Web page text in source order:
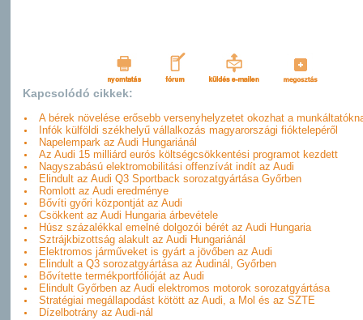
Kapcsolódó cikkek:
A bérek növelése erősebb versenyhelyzetet okozhat a
Infók külföldi székhelyű vállalkozás magyarországi fióktelepéről
Napelempark az Audi Hungariánál
Az Audi 15 milliárd eurós költségcsökkentési programot kezdett
Nagyszabású elektromobilitási offenzívát indít az Audi
Elindult az Audi Q3 Sportback sorozatgyártása Győrben
Romlott az Audi eredménye
Bővíti győri központját az Audi
Csökkent az Audi Hungaria árbevétele
Húsz százalékkal emelné dolgozói bérét az Audi Hungaria
Sztrájkbizottság alakult az Audi Hungariánál
Elektromos járműveket is gyárt a jövőben az Audi
Elindult a Q3 sorozatgyártása az Audinál, Győrben
Bővítette termékportfólióját az Audi
Elindult Győrben az Audi elektromos motorok sorozatgyártása
Stratégiai megállapodást kötött az Audi, a Mol és az SZTE
Dízelbotrány az Audi-nál